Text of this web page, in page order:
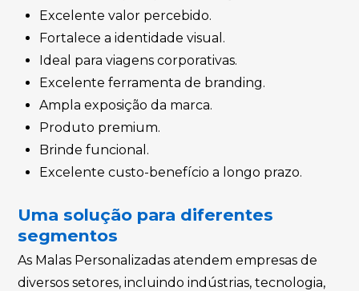
Excelente valor percebido.
Fortalece a identidade visual.
Ideal para viagens corporativas.
Excelente ferramenta de branding.
Ampla exposição da marca.
Produto premium.
Brinde funcional.
Excelente custo-benefício a longo prazo.
Uma solução para diferentes
segmentos
As Malas Personalizadas atendem empresas de
diversos setores, incluindo indústrias, tecnologia,